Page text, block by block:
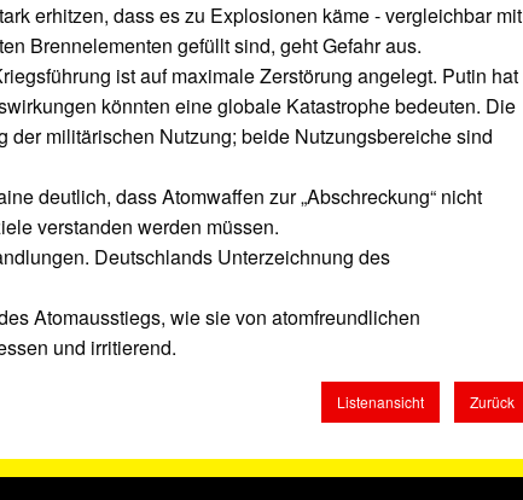
erhitzen, dass es zu Explosionen käme - vergleichbar mit
Brennelementen gefüllt sind, geht Gefahr aus.
ist auf maximale Zerstörung angelegt. Putin hat
könnten eine globale Katastrophe bedeuten. Die
militärischen Nutzung; beide Nutzungsbereiche sind
deutlich, dass Atomwaffen zur „Abschreckung“ nicht
verstanden werden müssen.
Deutschlands Unterzeichnung des
Atomausstiegs, wie sie von atomfreundlichen
und irritierend.
Listenansicht Zurück